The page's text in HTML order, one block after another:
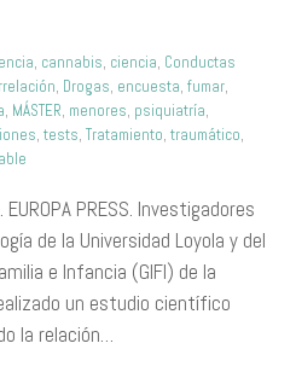
, cannabis, ciencia, Conductas
, Drogas, encuesta, fumar,
, MÁSTER, menores, psiquiatría,
, tests, Tratamiento, traumático,
PRESS. Investigadores
de la Universidad Loyola y del
e Infancia (GIFI) de la
un estudio científico
la relación…